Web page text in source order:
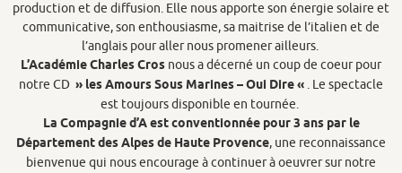
production et de diffusion. Elle nous apporte son énergie solaire et
communicative, son enthousiasme, sa maitrise de l’italien et de
l’anglais pour aller nous promener ailleurs.
L’Académie Charles Cros nous a décerné un coup de coeur pour
notre CD » les Amours Sous Marines – Oui Dire « . Le spectacle
est toujours disponible en tournée.
La Compagnie d’A est conventionnée pour 3 ans par le
Département des Alpes de Haute Provence, une reconnaissance
bienvenue qui nous encourage à continuer à oeuvrer sur notre